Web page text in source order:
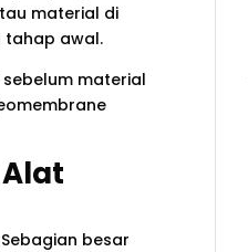
material di
tahap awal.
material
besar